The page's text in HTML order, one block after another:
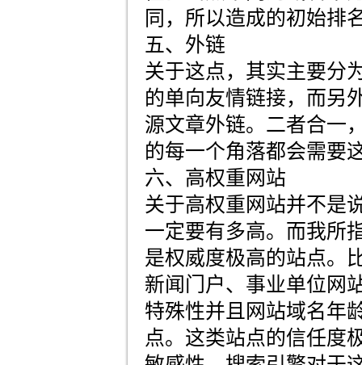
同，所以造成的初始排
五、外链
关于这点，其实主要分
的单向友情链接，而另
源文章外链。二者合一
的每一个角落都会需要
六、高权重网站
关于高权重网站并不是
一定要有多高。而我所
是权威度极高的站点。
新闻门户、事业单位网
特殊性并且网站域名年
点。这类站点的信任度